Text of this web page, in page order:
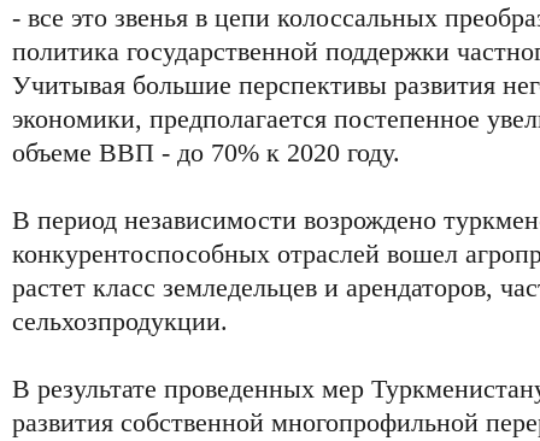
- все это звенья в цепи колоссальных
политика государственной поддержки
Учитывая большие перспективы развития
экономики, предполагается постепенное
объеме ВВП - до 70% к 2020 году.
В период независимости возрождено
конкурентоспособных отраслей вошел
растет класс земледельцев и арендаторов,
сельхозпродукции.
В результате проведенных мер
развития собственной многопрофильной